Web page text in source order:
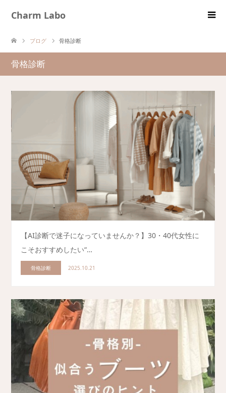
Charm Labo
ブログ 骨格診断
骨格診断
【AI診断で迷子になっていませんか？】30・40代女性に
こそおすすめしたい“…
骨格診断 2025.10.21